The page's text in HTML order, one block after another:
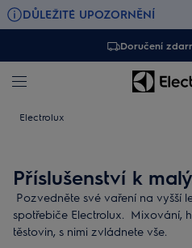
DŮLEŽITÉ UPOZORNĚNÍ
Doručení
Electrolux
Příslušenství k
Pozvedněte své vaření na vyšší
spotřebiče Electrolux. Mixování,
těstovin, s nimi zvládnete vše.